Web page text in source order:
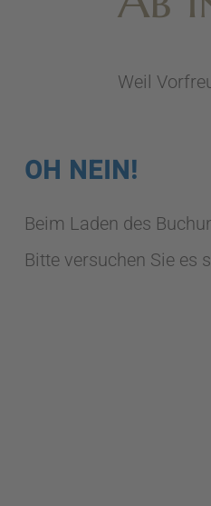
Weil
OH NEIN!
Beim Laden des
Bitte versuchen Sie es